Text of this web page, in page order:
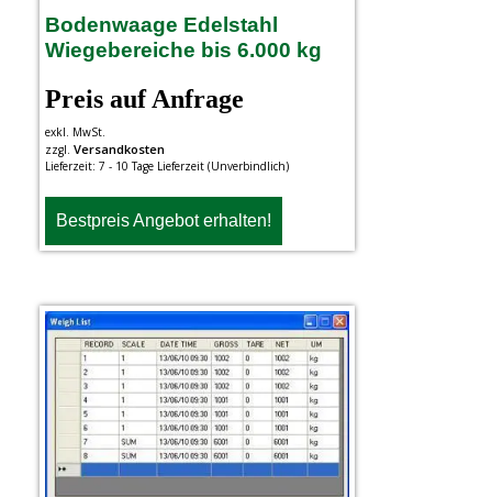
Bodenwaage Edelstahl
Wiegebereiche bis 6.000 kg
Preis auf Anfrage
exkl. MwSt.
zzgl. Versandkosten
Lieferzeit: 7 - 10 Tage Lieferzeit (Unverbindlich)
Bestpreis Angebot erhalten!